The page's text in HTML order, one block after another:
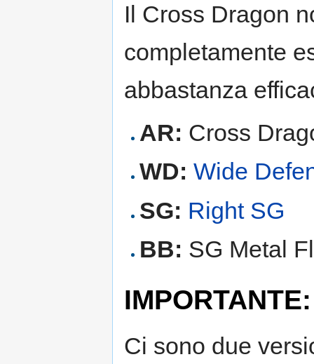
Il Cross Dragon
completamente
abbastanza
AR: Cross
WD: Wide
SG: Right SG
BB: SG Metal
Ci sono due